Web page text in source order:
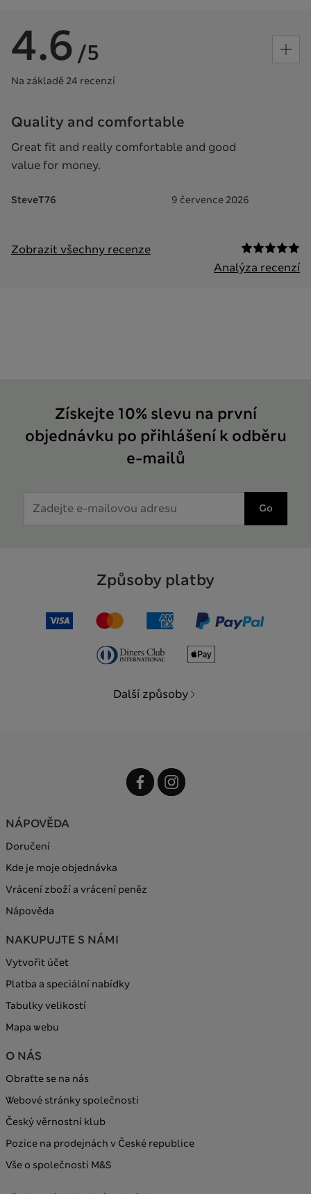
4.6 /5
Na základě 24 recenzí
Quality and comfortable
Great fit and really comfortable and good
value for money.
SteveT76 9 července 2026
Zobrazit všechny recenze
Analýza recenzí
Získejte 10% slevu na první
objednávku po přihlášení k odběru
e-mailů
Go
Způsoby platby
Další způsoby
NÁPOVĚDA
Doručení
Kde je moje objednávka
Vrácení zboží a vrácení peněz
Nápověda
NAKUPUJTE S NÁMI
Vytvořit účet
Platba a speciální nabídky
Tabulky velikostí
Mapa webu
O NÁS
Obraťte se na nás
Webové stránky společnosti
Český věrnostní klub
Pozice na prodejnách v České republice
Vše o společnosti M&S